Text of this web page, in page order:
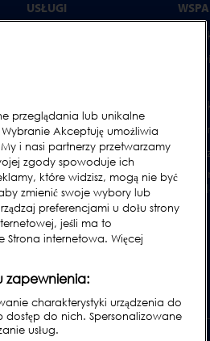
USŁUGI
Aktualizacje
przeglądania lub unikalne
Akceptuję umożliwia
i nasi partnerzy przetwarzamy
zgody spowoduje ich
które widzisz, mogą nie być
zmienić swoje wybory lub
preferencjami u dołu strony
jeśli ma to
Strona internetowa. Więcej
zapewnienia:
charakterystyki urządzenia do
do nich. Spersonalizowane
usług.